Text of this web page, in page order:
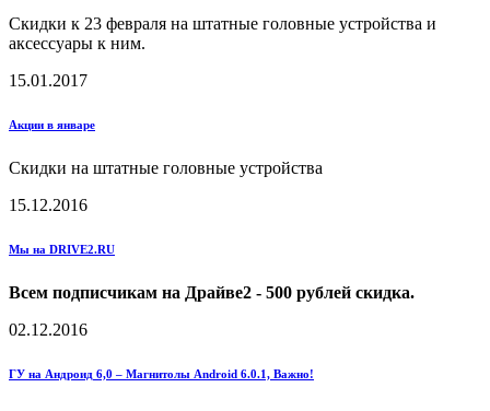
Скидки к 23 февраля на штатные головные устройства и
аксессуары к ним.
15.01.2017
Акции в январе
Скидки на штатные головные устройства
15.12.2016
Мы на DRIVE2.RU
Всем подписчикам на Драйве2 - 500 рублей скидка.
02.12.2016
ГУ на Андроид 6,0 – Магнитолы Android 6.0.1, Важно!